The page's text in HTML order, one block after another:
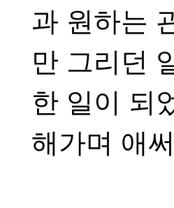
과 원하는
만 그리던
한 일이 되
해가며 애